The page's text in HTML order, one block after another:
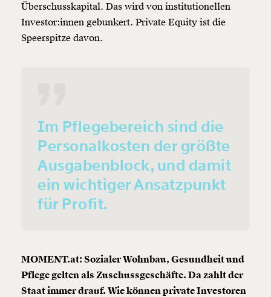
Überschusskapital. Das wird von institutionellen
Investor:innen gebunkert. Private Equity ist die
Speerspitze davon.
Im Pflegebereich sind die
Personalkosten der größte
Ausgabenblock, und damit
ein wichtiger Ansatzpunkt
für Profit.
MOMENT.at: Sozialer Wohnbau, Gesundheit und
Pflege gelten als Zuschussgeschäfte. Da zahlt der
Staat immer drauf. Wie können private Investoren